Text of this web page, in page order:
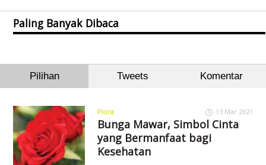
Paling Banyak Dibaca
Pilihan Tweets Komentar
Flora 13 Mar 2021
Bunga Mawar, Simbol Cinta
yang Bermanfaat bagi
Kesehatan